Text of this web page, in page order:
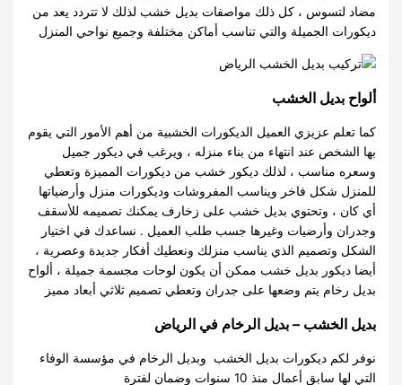
مضاد لتسوس ، كل ذلك مواصفات بديل خشب لذلك لا تتردد يعد من
ديكورات الجميلة والتي تناسب أماكن مختلفة وجميع نواحي المنزل
ألواح بديل الخشب
كما تعلم عزيزي العميل الديكورات الخشبية من أهم الأمور التي يقوم
بها الشخص عند انتهاء من بناء منزله ، ويرغب في ديكور جميل
وسعره مناسب ، لذلك ديكور خشب من ديكورات المميزة وتعطي
للمنزل شكل فاخر ويناسب المفروشات وديكورات منزل وأرضياتها
أي كان ، وتحتوي بديل خشب على زخارف يمكنك تصميمه للأسقف
وجدران وأرضيات وغيرها جسب طلب العميل . نساعدك في اختيار
الشكل وتصميم الذي يناسب منزلك ونعطيك أفكار جديدة وعصرية ،
أيضا ديكور بديل خشب ممكن أن يكون لوحات مجسمة جميلة ، ألواح
بديل رخام يتم وضعها على جدران وتعطي تصميم ثلاثي أبعاد مميز
بديل الخشب – بديل الرخام في الرياض
نوفر لكم ديكورات بديل الخشب وبديل الرخام في مؤسسة الوفاء
التي لها سابق أعمال منذ 10 سنوات وضمان لفترة